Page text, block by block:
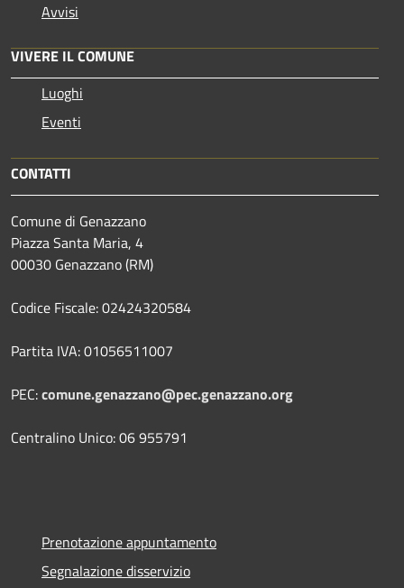
Avvisi
VIVERE IL COMUNE
Luoghi
Eventi
CONTATTI
Comune di Genazzano
Piazza Santa Maria, 4
00030 Genazzano (RM)
Codice Fiscale: 02424320584
Partita IVA: 01056511007
PEC:comune.genazzano@pec.genazzano.org
Centralino Unico: 06 955791
Prenotazione appuntamento
Segnalazione disservizio